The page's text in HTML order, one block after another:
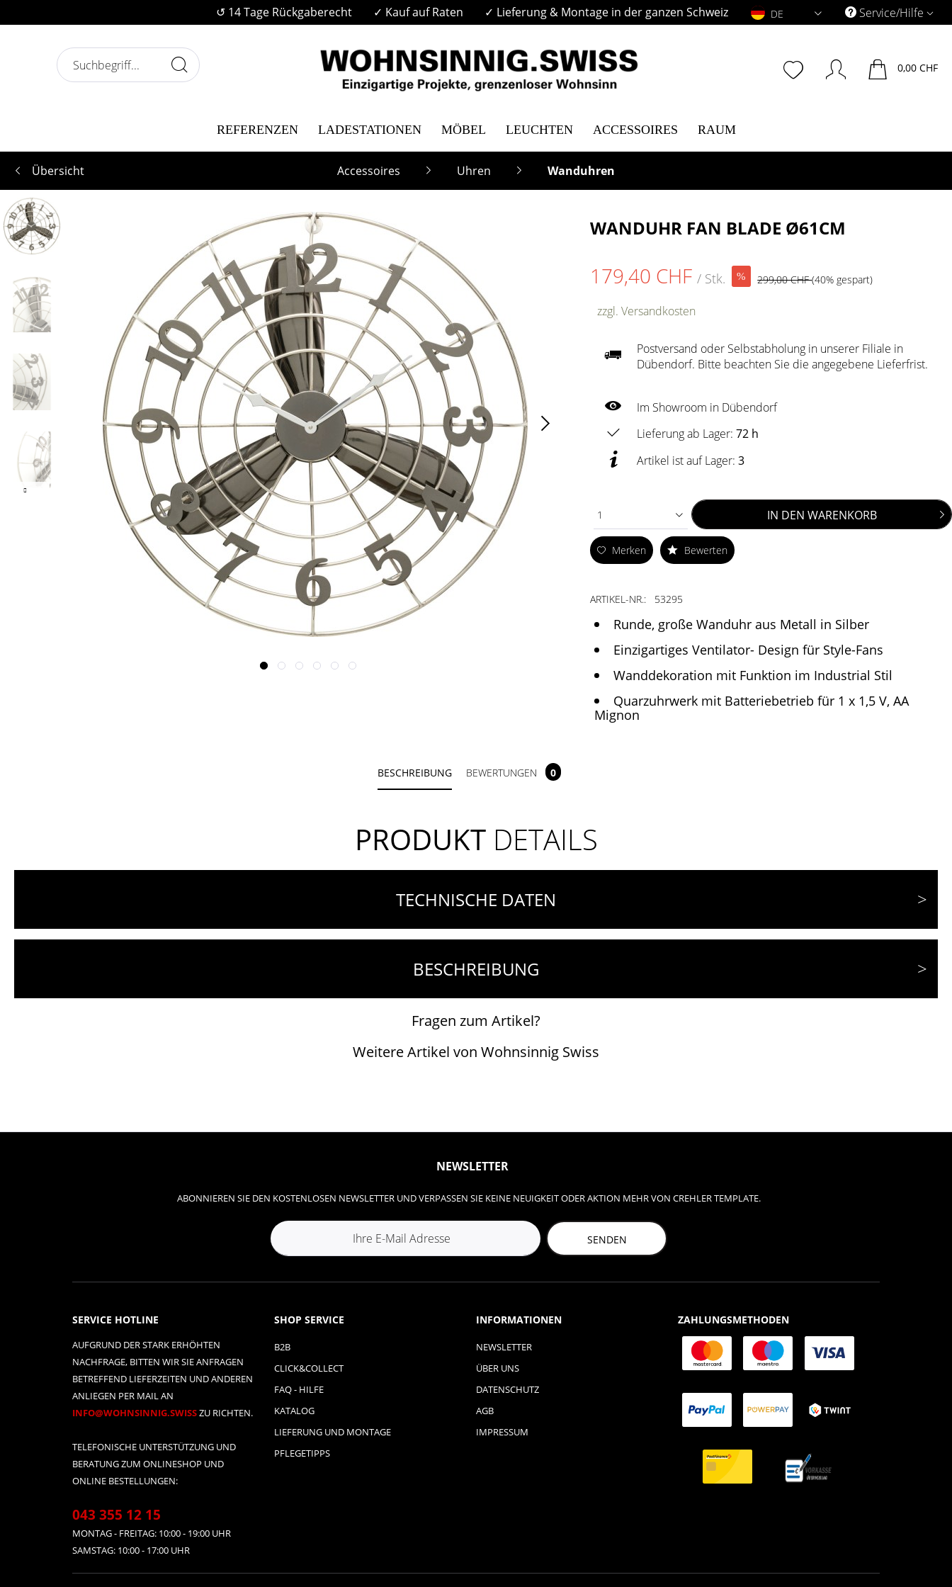
↺ 14 Tage Rückgaberecht ✓ Kauf auf Raten ✓ Lieferung & Montage in der ganzen Schweiz DE Service/Hilfe
0,00 CHF
REFERENZEN LADESTATIONEN MÖBEL LEUCHTEN ACCESSOIRES RAUM
Übersicht Accessoires Uhren Wanduhren
WANDUHR FAN BLADE Ø61CM
179,40 CHF/ Stk. 299,00 CHF(40% gespart)
zzgl. Versandkosten
Postversand oder Selbstabholung in unserer Filiale in
Dübendorf. Bitte beachten Sie die angegebene Lieferfrist.
Im Showroom in Dübendorf
Lieferung ab Lager:72 h
Artikel ist auf Lager:3
1 IN DEN WARENKORB
Merken Bewerten
ARTIKEL-NR.: 53295
Runde, große Wanduhr aus Metall in Silber
Einzigartiges Ventilator- Design für Style-Fans
Wanddekoration mit Funktion im Industrial Stil
Quarzuhrwerk mit Batteriebetrieb für 1 x 1,5 V, AA
Mignon
BESCHREIBUNG BEWERTUNGEN 0
PRODUKTDETAILS
TECHNISCHE DATEN
BESCHREIBUNG
Fragen zum Artikel?
Weitere Artikel von Wohnsinnig Swiss
NEWSLETTER
ABONNIEREN SIE DEN KOSTENLOSEN NEWSLETTER UND VERPASSEN SIE KEINE NEUIGKEIT ODER AKTION MEHR VON CREHLER TEMPLATE.
SENDEN
SERVICE HOTLINE
AUFGRUND DER STARK ERHÖHTEN
NACHFRAGE, BITTEN WIR SIE ANFRAGEN
BETREFFEND LIEFERZEITEN UND ANDEREN
ANLIEGEN PER MAIL AN
INFO@WOHNSINNIG.SWISSZU RICHTEN.
TELEFONISCHE UNTERSTÜTZUNG UND
BERATUNG ZUM ONLINESHOP UND
ONLINE BESTELLUNGEN:
043 355 12 15
MONTAG - FREITAG: 10:00 - 19:00 UHR
SAMSTAG: 10:00 - 17:00 UHR
SHOP SERVICE
B2B
CLICK&COLLECT
FAQ - HILFE
KATALOG
LIEFERUNG UND MONTAGE
PFLEGETIPPS
INFORMATIONEN
NEWSLETTER
ÜBER UNS
DATENSCHUTZ
AGB
IMPRESSUM
ZAHLUNGSMETHODEN